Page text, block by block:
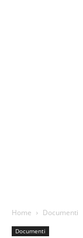
Home Documenti
Documenti